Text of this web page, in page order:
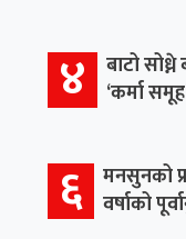
४ बाटो
‘कर्मा
६ मनसुनको
वर्षाको